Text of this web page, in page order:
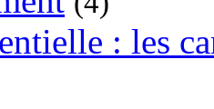
: les